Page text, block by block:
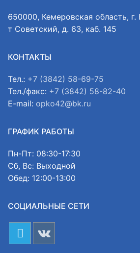
650000, Кемеровская область,
т Советский, д. 63, каб. 145
КОНТАКТЫ
Тел.: +7 (3842) 58-69-75
Тел./факс: +7 (3842) 58-82-40
E-mail: opko42@bk.ru
ГРАФИК РАБОТЫ
Пн-Пт: 08:30-17:30
Сб, Вс: Выходной
Обед: 12:00-13:00
СОЦИАЛЬНЫЕ СЕТИ